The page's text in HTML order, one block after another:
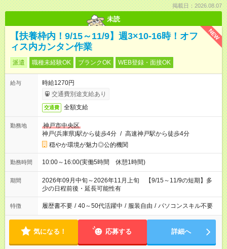
掲載日：2026.08.07
未読
NEW
【扶養枠内！9/15～11/9】週3×10-16時！オフ
ィス内カンタン作業
派遣 職種未経験OK ブランクOK WEB登録・面接OK
給与
時給1270円
交通費別途支給あり
交通費 全額支給
勤務地
神戸市中央区
神戸(兵庫県)駅から徒歩4分 / 高速神戸駅から徒歩4分
穏やか環境が魅力◎公的機関
勤務時間 10:00～16:00(実働5時間 休憩1時間)
期間
2026年09月中旬～2026年11月上旬 【9/15～11/9の短期】多
少の日程前後・延長可能性有
特徴 履歴書不要 / 40～50代活躍中 / 服装自由 / パソコンスキル不要
気になる！ 応募する 詳細へ